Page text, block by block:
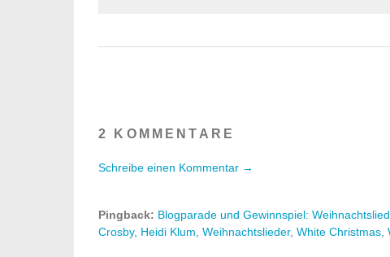
2 KOMMENTARE
Schreibe einen Kommentar →
Pingback: Blogparade und Gewinnspiel:
Crosby, Heidi Klum, Weihnachtslieder, White Christmas,